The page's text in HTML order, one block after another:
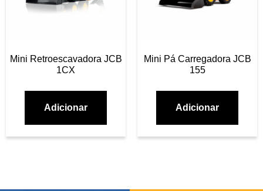
Mini Retroescavadora JCB
1CX
Adicionar
Mini Pá Carregadora JCB
155
Adicionar